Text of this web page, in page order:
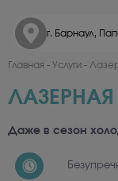
г. Барнаул,
Главная - Услуги -
Даже в сезон